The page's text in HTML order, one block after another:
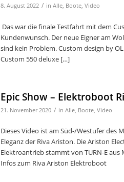
8. August 2022 / in Alle, Boote, Video
Das war die finale Testfahrt mit dem
Kundenwunsch. Der neue Eigner am
sind kein Problem. Custom design by
Custom 550 deluxe […]
Epic Show – Elektroboot
21. November 2020 / in Alle Boote Video
Dieses Video ist am Süd-/Westufer des
Eleganz der Riva Ariston. Die Ariston
Elektroantrieb stammt von TURN-E aus
Infos zum Riva Ariston Elektroboot